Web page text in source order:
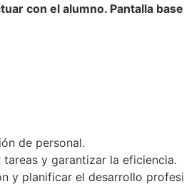
con el alumno. Pantalla
de personal.
y garantizar la eficiencia.
y planificar el desarrollo